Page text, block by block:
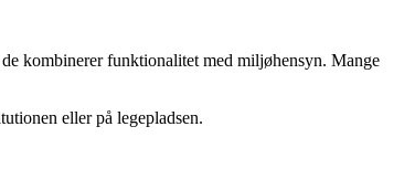
kombinerer funktionalitet med miljøhensyn. Mange
eller på legepladsen.